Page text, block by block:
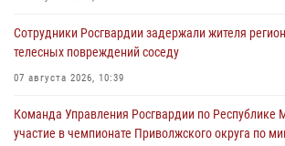
Сотрудники Росгвардии задержали жителя
телесных повреждений соседу
07 августа 2026, 10:39
Команда Управления Росгвардии по Республике
участие в чемпионате Приволжского округа по